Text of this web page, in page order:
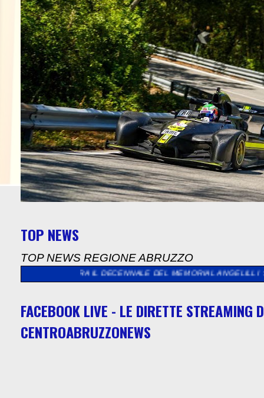
TOP NEWS
TOP NEWS REGIONE ABRUZZO
IL DECENNALE DEL MEMORIAL ANGELILLI >> SUCCESSO
FACEBOOK LIVE - LE DIRETTE STREAMING
CENTROABRUZZONEWS